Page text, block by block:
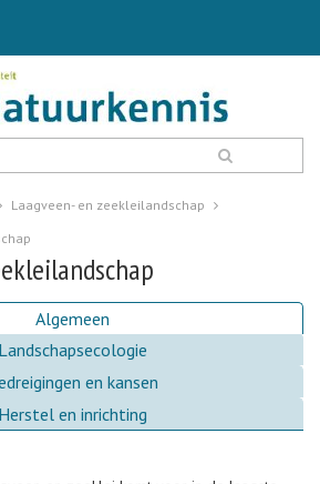
Laagveen- en zeekleilandschap
Algemeen
Landschapsecologie
en kansen
Herstel en inrichting